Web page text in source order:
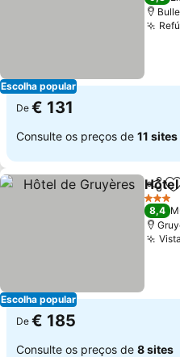
Escolha popular
De € 131
Consulte os preços de 11 sites
Escolha popular
3
8,4
De € 185
Consulte os preços de 8 sites